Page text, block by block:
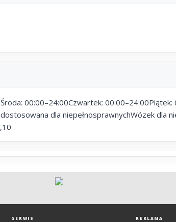
00:00–24:00Czwartek:
dla niepełnosprawnychWózek dla
SERWIS REKLAMA